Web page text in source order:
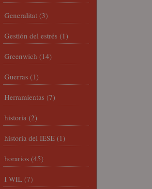
Generalitat (3)
Gestión del estrés (1)
Greenwich (14)
Guerras (1)
Herramientas (7)
historia (2)
historia del IESE (1)
horarios (45)
I WIL (7)